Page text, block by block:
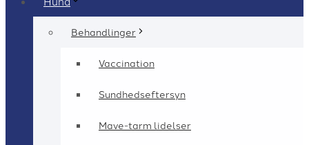
Behandlinger
Vaccination
Sundhedseftersyn
Mave-tarm lidelser